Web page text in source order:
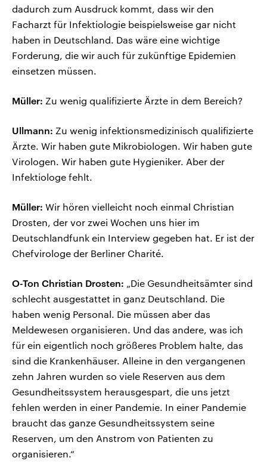
dadurch zum Ausdruck kommt, dass wir den
Facharzt für Infektiologie beispielsweise gar nicht
haben in Deutschland. Das wäre eine wichtige
Forderung, die wir auch für zukünftige Epidemien
einsetzen müssen.
Müller: Zu wenig qualifizierte Ärzte in dem Bereich?
Ullmann: Zu wenig infektionsmedizinisch qualifizierte
Ärzte. Wir haben gute Mikrobiologen. Wir haben gute
Virologen. Wir haben gute Hygieniker. Aber der
Infektiologe fehlt.
Müller: Wir hören vielleicht noch einmal Christian
Drosten, der vor zwei Wochen uns hier im
Deutschlandfunk ein Interview gegeben hat. Er ist der
Chefvirologe der Berliner Charité.
O-Ton Christian Drosten: „Die Gesundheitsämter sind
schlecht ausgestattet in ganz Deutschland. Die
haben wenig Personal. Die müssen aber das
Meldewesen organisieren. Und das andere, was ich
für ein eigentlich noch größeres Problem halte, das
sind die Krankenhäuser. Alleine in den vergangenen
zehn Jahren wurden so viele Reserven aus dem
Gesundheitssystem herausgespart, die uns jetzt
fehlen werden in einer Pandemie. In einer Pandemie
braucht das ganze Gesundheitssystem seine
Reserven, um den Anstrom von Patienten zu
organisieren.“